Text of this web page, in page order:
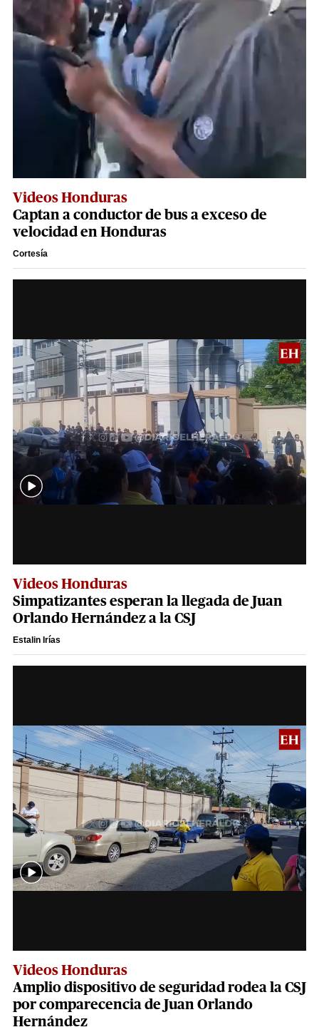
Videos Honduras
Captan a conductor de bus a exceso de
velocidad en Honduras
Cortesía
Videos Honduras
Simpatizantes esperan la llegada de Juan
Orlando Hernández a la CSJ
Estalin Irías
Videos Honduras
Amplio dispositivo de seguridad rodea la CSJ
por comparecencia de Juan Orlando
Hernández